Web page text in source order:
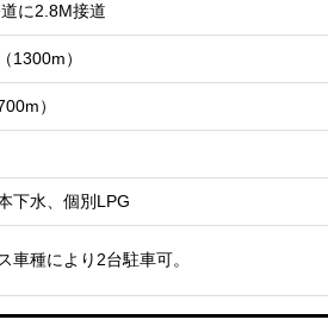
に2.8M接道
1300m）
）
下水、個別LPG
車種により2台駐車可。